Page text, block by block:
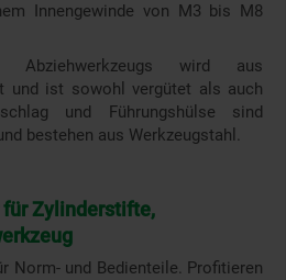
Innengewinde von M3 bis M8
wird aus
und ist sowohl vergütet als auch
und Führungshülse sind
bestehen aus Werkzeugstahl.
für Zylinderstifte,
Norm- und Bedienteile. Profitieren